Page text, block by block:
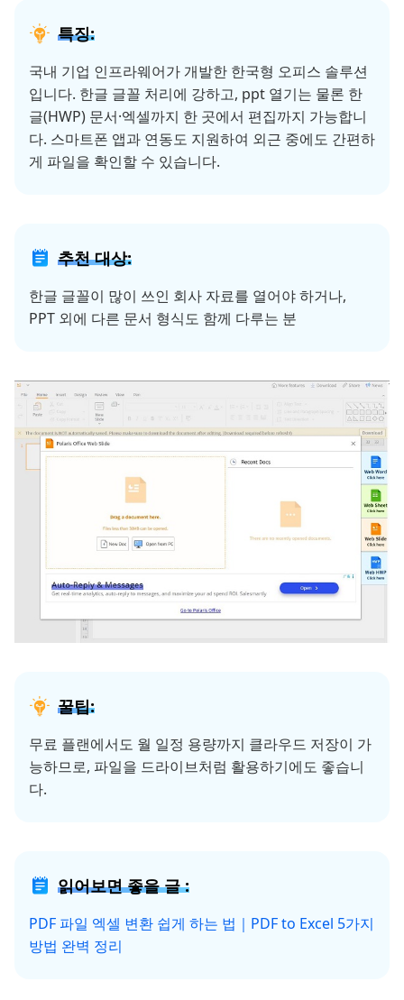
특징:
국내 기업 인프라웨어가 개발한 한국형 오피스 솔루션
입니다. 한글 글꼴 처리에 강하고, ppt 열기는 물론 한
글(HWP) 문서·엑셀까지 한 곳에서 편집까지 가능합니
다. 스마트폰 앱과 연동도 지원하여 외근 중에도 간편하
게 파일을 확인할 수 있습니다.
추천 대상:
한글 글꼴이 많이 쓰인 회사 자료를 열어야 하거나,
PPT 외에 다른 문서 형식도 함께 다루는 분
꿀팁:
무료 플랜에서도 월 일정 용량까지 클라우드 저장이 가
능하므로, 파일을 드라이브처럼 활용하기에도 좋습니
다.
읽어보면 좋을 글 :
PDF 파일 엑셀 변환 쉽게 하는 법｜PDF to Excel 5가지
방법 완벽 정리